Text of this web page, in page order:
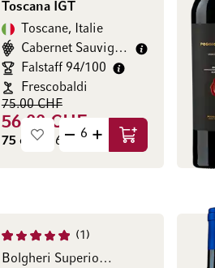
Toscana IGT
Toscane, Italie
Cabernet Sauvignon
Falstaff 94/100
Frescobaldi
56.00 CHF
75.00 CHF
75 cl (74.67 CHF / l) Ajouter au panier
1
Bolgheri Superiore DOC